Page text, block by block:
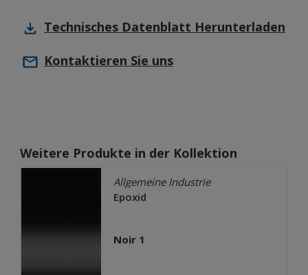
Technisches Datenblatt Herunterladen
Kontaktieren Sie uns
Weitere Produkte in der Kollektion
Allgemeine Industrie
Epoxid
Noir 1